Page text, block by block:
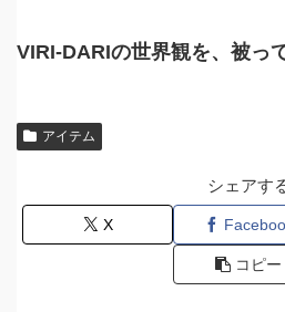
VIRI-DARIの世界観を、被っ
アイテム
シェアす
X
コピー